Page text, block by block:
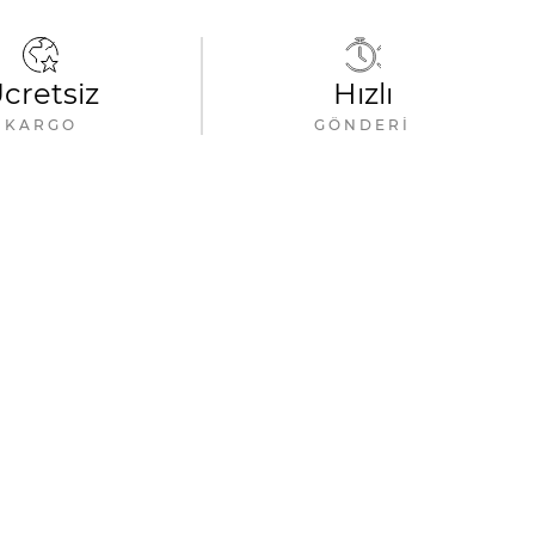
KARGO
Hızlı
GÖNDERI